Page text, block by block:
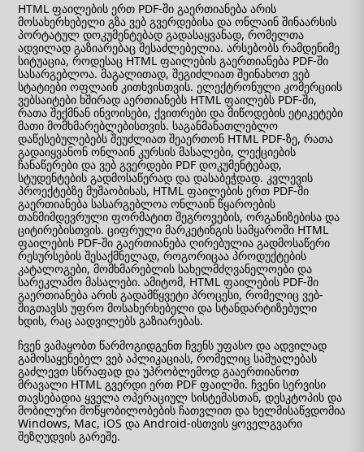
HTML ფაილების ერთ PDF-ში გაერთიანება არის
მოსახერხებელი გზა ვებ გვერდებისა და ონლაინ შინაარსის
პორტატულ დოკუმენტებად გადასაყვანად, რომელთა
ადვილად გაზიარებაც შესაძლებელია. არსებობს რამდენიმე
სიტუაცია, როდესაც HTML ფაილების გაერთიანება PDF-ში
სასარგებლოა. მაგალითად, შეგიძლიათ შეინახოთ ვებ
სტატიები ოფლაინ კითხვისთვის. ელექტრონული კომერციის
ვებსაიტები ხშირად აერთიანებს HTML ფაილებს PDF-ში,
რათა შექმნან ინვოისები, ქვითრები და მიწოდების ეტიკეტები
მათი მომხმარებლებისთვის. საგანმანათლებლო
დაწესებულებებს შეუძლიათ შეაერთონ HTML PDF-ზე, რათა
გადაიყვანონ ონლაინ კურსის მასალები, ლექციების
ჩანაწერები და ვებ გვერდები PDF დოკუმენტებად,
სტუდენტების გადმოსაწერად და დასაბეჭდად. კვლევის
პროექტებზე მუშაობისას, HTML ფაილების ერთ PDF-ში
გაერთიანება სასარგებლოა ონლაინ წყაროების
თანმიმდევრული ფორმატით შეგროვების, ორგანიზებისა და
ციტირებისთვის. ციფრული მარკეტინგის სამყაროში HTML
ფაილების PDF-ში გაერთიანება ღირებულია გადმოსაწერი
რესურსების შესაქმნელად, როგორიცაა პროდუქტების
კატალოგები, მომხმარებლის სახელმძღვანელოები და
სარეკლამო მასალები. ამიტომ, HTML ფაილების PDF-ში
გაერთიანება არის გადამწყვეტი პროცესი, რომელიც ვებ-
შიგთავსს უფრო მოსახერხებელი და სტანდარტიზებული
ხდის, რაც აადვილებს გაზიარებას.
ჩვენ ვამაყობთ წარმოგიდგენთ ჩვენს უფასო და ადვილად
გამოსაყენებელ ვებ აპლიკაციას, რომელიც საშუალებას
გაძლევთ სწრაფად და უპრობლემოდ გააერთიანოთ
მრავალი HTML გვერდი ერთ PDF ფაილში. ჩვენი სერვისი
თავსებადია ყველა ოპერაციულ სისტემასთან, დესკტოპის და
მობილური მოწყობილობების ჩათვლით და ხელმისაწვდომია
Windows, Mac, iOS და Android-ისთვის ყოველგვარი
შეზღუდვის გარეშე.